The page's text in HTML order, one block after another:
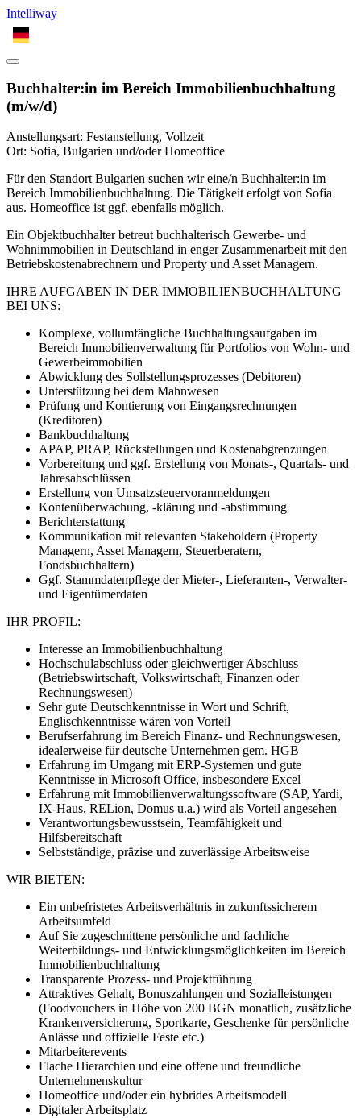
Intelliway
Buchhalter:in im Bereich Immobilienbuchhaltung
(m/w/d)
Anstellungsart: Festanstellung, Vollzeit
Ort: Sofia, Bulgarien und/oder Homeoffice
Für den Standort Bulgarien suchen wir eine/n Buchhalter:in im
Bereich Immobilienbuchhaltung. Die Tätigkeit erfolgt von Sofia
aus. Homeoffice ist ggf. ebenfalls möglich.
Ein Objektbuchhalter betreut buchhalterisch Gewerbe- und
Wohnimmobilien in Deutschland in enger Zusammenarbeit mit den
Betriebskostenabrechnern und Property und Asset Managern.
IHRE AUFGABEN IN DER IMMOBILIENBUCHHALTUNG
BEI UNS:
Komplexe, vollumfängliche Buchhaltungsaufgaben im
Bereich Immobilienverwaltung für Portfolios von Wohn- und
Gewerbeimmobilien
Abwicklung des Sollstellungsprozesses (Debitoren)
Unterstützung bei dem Mahnwesen
Prüfung und Kontierung von Eingangsrechnungen
(Kreditoren)
Bankbuchhaltung
APAP, PRAP, Rückstellungen und Kostenabgrenzungen
Vorbereitung und ggf. Erstellung von Monats-, Quartals- und
Jahresabschlüssen
Erstellung von Umsatzsteuervoranmeldungen
Kontenüberwachung, -klärung und -abstimmung
Berichterstattung
Kommunikation mit relevanten Stakeholdern (Property
Managern, Asset Managern, Steuerberatern,
Fondsbuchhaltern)
Ggf. Stammdatenpflege der Mieter-, Lieferanten-, Verwalter-
und Eigentümerdaten
IHR PROFIL:
Interesse an Immobilienbuchhaltung
Hochschulabschluss oder gleichwertiger Abschluss
(Betriebswirtschaft, Volkswirtschaft, Finanzen oder
Rechnungswesen)
Sehr gute Deutschkenntnisse in Wort und Schrift,
Englischkenntnisse wären von Vorteil
Berufserfahrung im Bereich Finanz- und Rechnungswesen,
idealerweise für deutsche Unternehmen gem. HGB
Erfahrung im Umgang mit ERP-Systemen und gute
Kenntnisse in Microsoft Office, insbesondere Excel
Erfahrung mit Immobilienverwaltungssoftware (SAP, Yardi,
IX-Haus, RELion, Domus u.a.) wird als Vorteil angesehen
Verantwortungsbewusstsein, Teamfähigkeit und
Hilfsbereitschaft
Selbstständige, präzise und zuverlässige Arbeitsweise
WIR BIETEN:
Ein unbefristetes Arbeitsverhältnis in zukunftssicherem
Arbeitsumfeld
Auf Sie zugeschnittene persönliche und fachliche
Weiterbildungs- und Entwicklungsmöglichkeiten im Bereich
Immobilienbuchhaltung
Transparente Prozess- und Projektführung
Attraktives Gehalt, Bonuszahlungen und Sozialleistungen
(Foodvouchers in Höhe von 200 BGN monatlich, zusätzliche
Krankenversicherung, Sportkarte, Geschenke für persönliche
Anlässe und offizielle Feste etc.)
Mitarbeiterevents
Flache Hierarchien und eine offene und freundliche
Unternehmenskultur
Homeoffice und/oder ein hybrides Arbeitsmodell
Digitaler Arbeitsplatz